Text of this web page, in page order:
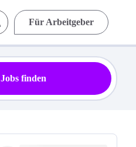
Für Arbeitgeber
Jobs finden